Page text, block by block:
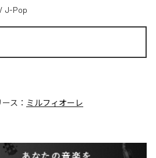
/ J-Pop
ス： ミルフィオーレ